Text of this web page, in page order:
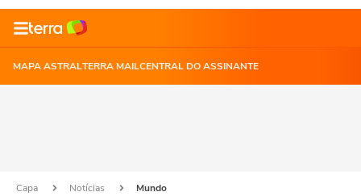
MAPA ASTRALTERRA MAILCENTRAL DO ASSINANTE
Capa Notícias Mundo